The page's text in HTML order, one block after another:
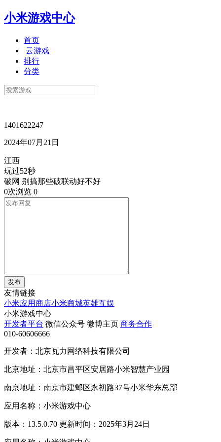
小米游戏中心
首页
云游戏
排行
分类
1401622247
2024年07月21日
江西
玩过52秒
破网 别搞那些破联动好不好
0次浏览 0
发布
友情链接
小米应用商店小米商城英雄互娱
小米游戏中心
开发者平台 微信公众号 微博主页 商务合作
010-60606666
开发者：北京瓦力网络科技有限公司
北京地址：北京市昌平区安居路小米智慧产业园
南京地址：南京市建邺区永初路37号小米华东总部
应用名称：小米游戏中心
版本：13.5.0.70 更新时间：2025年3月24日